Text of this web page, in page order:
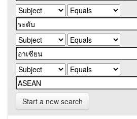
Start a new search